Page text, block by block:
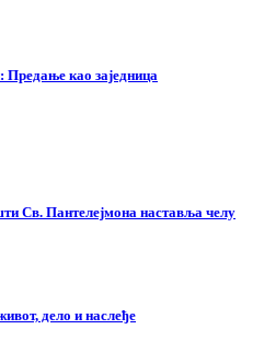
Предање као заједница
Св. Пантелејмона наставља челу
дело и наслеђе